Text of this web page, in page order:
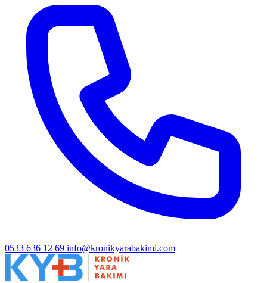
0533 636 12 69 info@kronikyarabakimi.com